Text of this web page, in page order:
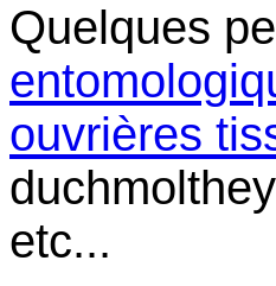
Quelques
ouvrières
etc...